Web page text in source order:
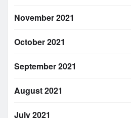
November 2021
October 2021
September 2021
August 2021
July 2021